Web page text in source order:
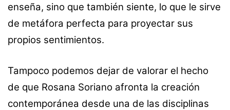
enseña, sino que también siente, lo que le sirve
de metáfora perfecta para proyectar sus
propios sentimientos.
Tampoco podemos dejar de valorar el hecho
de que Rosana Soriano afronta la creación
contemporánea desde una de las disciplinas